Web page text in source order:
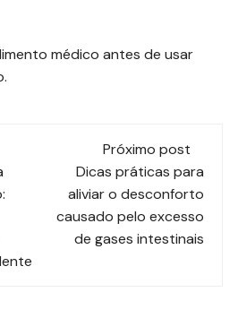
médico antes de usar
Próximo post
Dicas práticas para
aliviar o desconforto
causado pelo excesso
de gases intestinais